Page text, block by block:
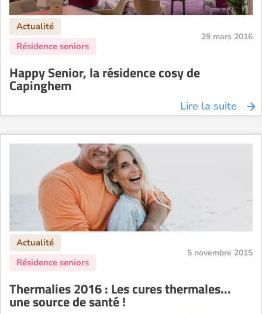
29 mars 2016
Happy Senior, la résidence cosy de
Capinghem
Lire la suite
5 novembre 2015
Thermalies 2016 : Les cures thermales...
une source de santé !